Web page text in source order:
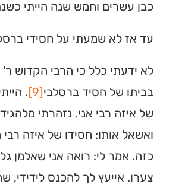
כבן עשרים וחמש שנה הייתי
עד אז לא שמעתי על חסידי
לא ידעתי כלל כי הרבי הקדוש
בביתו של חסיד ברסלבי[9]
.
של איזה רבי אני. נזהרתי
ואשאל אותו: חסידו של איזה
כזה. אמר לי: רואה אני שאלמן
צערו. אייעץ לך להכנס לידידי,